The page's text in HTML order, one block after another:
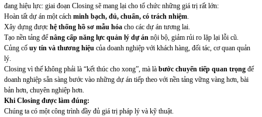
đang hiệu lực: giai đoạn Closing sẽ mang lại cho tổ chức những giá trị rất lớn:
Hoàn tất dự án một cách minh bạch, đủ, chuẩn, có trách nhiệm.
Xây dựng được hệ thống hồ sơ mẫu hóacho các dự án tương lai.
Tạo nền tảng để nâng cấp năng lực quản lý dự ánnội bộ, giảm rủi ro lặp lại lỗi cũ.
Củng cố uy tín và thương hiệucủa doanh nghiệp với khách hàng, đối tác, cơ quan quản
lý.
Closing vì thế không phải là “kết thúc cho xong”, mà là bước chuyển tiếp quan trọngđể
doanh nghiệp sẵn sàng bước vào những dự án tiếp theo với nền tảng vững vàng hơn, bài
bản hơn, chuyên nghiệp hơn.
Khi Closing được làm đúng:
Chúng ta có một công trình đầy đủ giá trị pháp lý và kỹ thuật.